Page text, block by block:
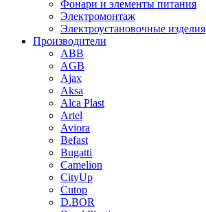
Фонари и элементы питания
Электромонтаж
Электроустановочные изделия
Производители
ABB
AGB
Ajax
Aksa
Alca Plast
Artel
Aviora
Befast
Bugatti
Camelion
CityUp
Cutop
D.BOR